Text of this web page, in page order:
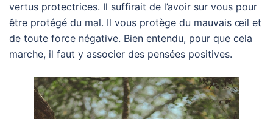
vertus protectrices. Il suffirait de l’avoir sur vous pour
être protégé du mal. Il vous protège du mauvais œil et
de toute force négative. Bien entendu, pour que cela
marche, il faut y associer des pensées positives.